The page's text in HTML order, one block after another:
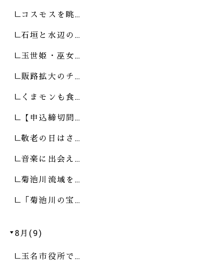
コスモスを眺…
石垣と水辺の…
玉世姫・巫女…
販路拡大のチ…
くまモンも食…
【申込締切間…
敬老の日はさ…
音楽に出会え…
菊池川流域を…
「菊池川の宝…
8月(9)
玉名市役所で…